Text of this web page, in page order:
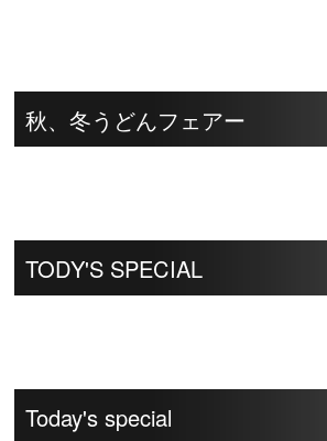
秋、冬うどんフェアー
TODY'S SPECIAL
Today's special